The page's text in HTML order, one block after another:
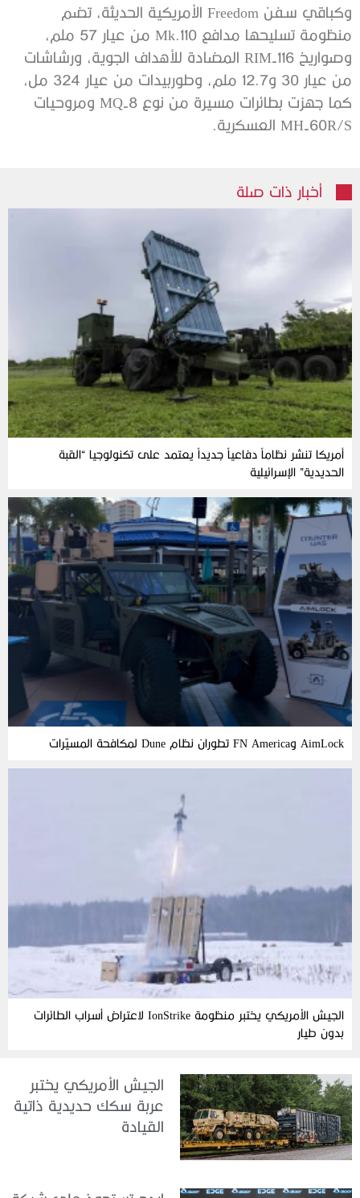
وكباقي سفن Freedom الأمريكية الحديثة، تضم
منظومة تسليحها مدافع Mk.110 من عيار 57 ملم،
وصواريخ RIM-116 المضادة للأهداف الجوية، ورشاشات
من عيار 30 و12.7 ملم، وطوربيدات من عيار 324 مل،
كما جهزت بطائرات مسيرة من نوع MQ-8 ومروحيات
MH-60R/S العسكرية.
أخبار ذات صلة
أمريكا تنشر نظاماً دفاعياً جديداً يعتمد على تكنولوجيا “القبة
الحديدية” الإسرائيلية
AimLock وFN America تطوران نظام Dune لمكافحة المسيّرات
الجيش الأمريكي يختبر منظومة IonStrike لاعتراض أسراب الطائرات
بدون طيار
الجيش الأمريكي يختبر
عربة سكك حديدية ذاتية
القيادة